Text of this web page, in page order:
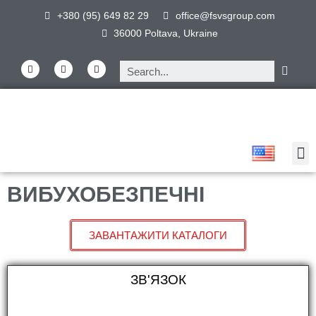
+380 (95) 649 82 29
office@fsvsgroup.com
36000 Poltava, Ukraine
ВИБУХОБЕЗПЕЧНІ
ЗАВАНТАЖИТИ КАТАЛОГИ
ЗВ'ЯЗОК